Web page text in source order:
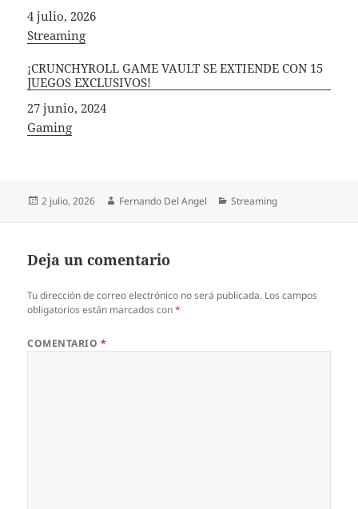
Fecha
4 julio, 2026
In relation to
Streaming
¡CRUNCHYROLL GAME VAULT SE EXTIENDE CON 15
JUEGOS EXCLUSIVOS!
Fecha
27 junio, 2024
In relation to
Gaming
Publicado
2 julio, 2026 Autor
Fernando Del Angel Categorías
Streaming
Deja un comentario
Tu dirección de correo electrónico no será publicada. Los campos
obligatorios están marcados con*
COMENTARIO *